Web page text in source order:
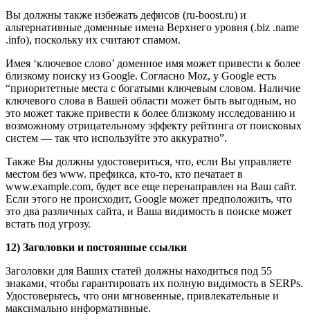
Вы должны также избежать дефисов (ru-boost.ru) и
альтернативные доменные имена Верхнего уровня (.biz .name
.info), поскольку их считают спамом.
Имея ‘ключевое слово’ доменное имя может привести к более
близкому поиску из Google. Согласно Moz, у Google есть
“приоритетные места с богатыми ключевым словом. Наличие
ключевого слова в Вашей области может быть выгодным, но
это может также привести к более близкому исследованию и
возможному отрицательному эффекту рейтинга от поисковых
систем — так что используйте это аккуратно”.
Также Вы должны удостовериться, что, если Вы управляете
местом без www. префикса, кто-то, кто печатает в
www.example.com, будет все еще перенаправлен на Ваш сайт.
Если этого не происходит, Google может предположить, что
это два различных сайта, и Ваша видимость в поиске может
встать под угрозу.
12) Заголовки и постоянные ссылки
Заголовки для Ваших статей должны находиться под 55
знаками, чтобы гарантировать их полную видимость в SERPs.
Удостоверьтесь, что они мгновенные, привлекательные и
максимально информативные.